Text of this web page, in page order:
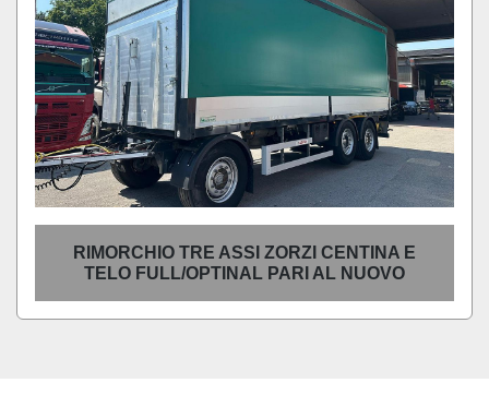
RIMORCHIO TRE ASSI ZORZI CENTINA E
TELO FULL/OPTINAL PARI AL NUOVO